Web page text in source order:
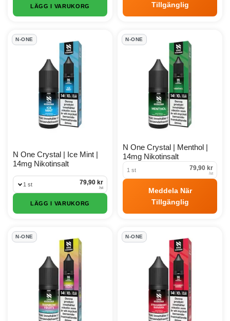
LÄGG I VARUKORG
Tillgänglig
N-ONE
N One Crystal | Ice Mint |
14mg Nikotinsalt
1 st 79,90 kr
/st
LÄGG I VARUKORG
N-ONE
N One Crystal | Menthol |
14mg Nikotinsalt
1 st 79,90 kr
/st
Meddela När
Tillgänglig
N-ONE N-ONE